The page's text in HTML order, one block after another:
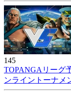
145
TOPANGAリーグ
ンライントーナメ